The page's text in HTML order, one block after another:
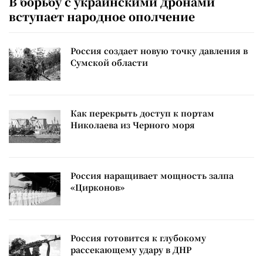
вступает народное ополчение
Россия создает новую точку давления в
Сумской области
Как перекрыть доступ к портам
Николаева из Черного моря
Россия наращивает мощность залпа
«Цирконов»
Россия готовится к глубокому
рассекающему удару в ДНР